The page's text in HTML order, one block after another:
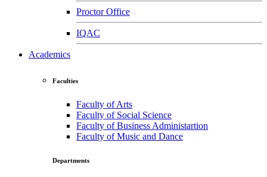
Proctor Office
IQAC
Academics
Faculties
Faculty of Arts
Faculty of Social Science
Faculty of Business Administartion
Faculty of Music and Dance
Departments